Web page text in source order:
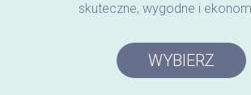
skuteczne, wygodne i
WYBIERZ